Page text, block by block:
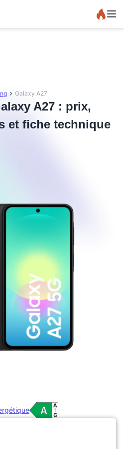
Galaxy A27
A27 : prix,
et fiche technique